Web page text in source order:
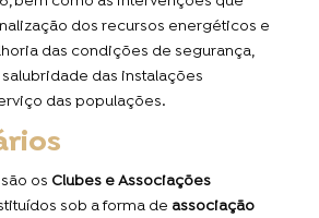
dos recursos energéticos e
das condições de segurança,
das instalações
das populações.
os Clubes e Associações
sob a forma de associação